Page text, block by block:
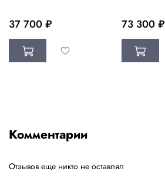
37 700 ₽ 73 300 ₽
Комментарии
Отзывов еще никто не оставлял